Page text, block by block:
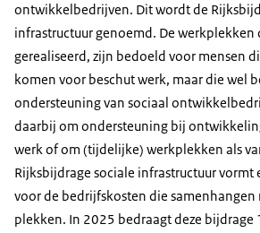
ontwikkelbedrijven. Dit wordt de
infrastructuur genoemd. De
gerealiseerd, zijn bedoeld voor mensen
komen voor beschut werk, maar die wel
ondersteuning van sociaal
daarbij om ondersteuning bij
werk of om (tijdelijke) werkplekken als
Rijksbijdrage sociale infrastructuur vormt
voor de bedrijfskosten die samenhangen
plekken. In 2025 bedraagt deze bijdrage